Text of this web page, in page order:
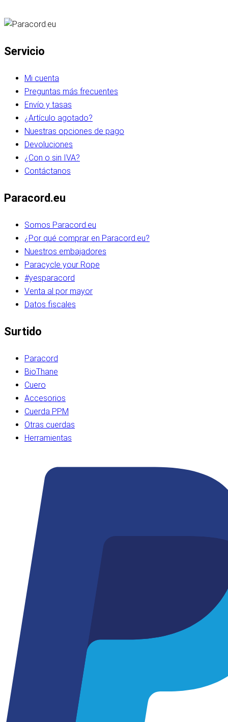
Servicio
Mi cuenta
Preguntas más frecuentes
Envío y tasas
¿Artículo agotado?
Nuestras opciones de pago
Devoluciones
¿Con o sin IVA?
Contáctanos
Paracord.eu
Somos Paracord.eu
¿Por qué comprar en Paracord.eu?
Nuestros embajadores
Paracycle your Rope
#yesparacord
Venta al por mayor
Datos fiscales
Surtido
Paracord
BioThane
Cuero
Accesorios
Cuerda PPM
Otras cuerdas
Herramientas